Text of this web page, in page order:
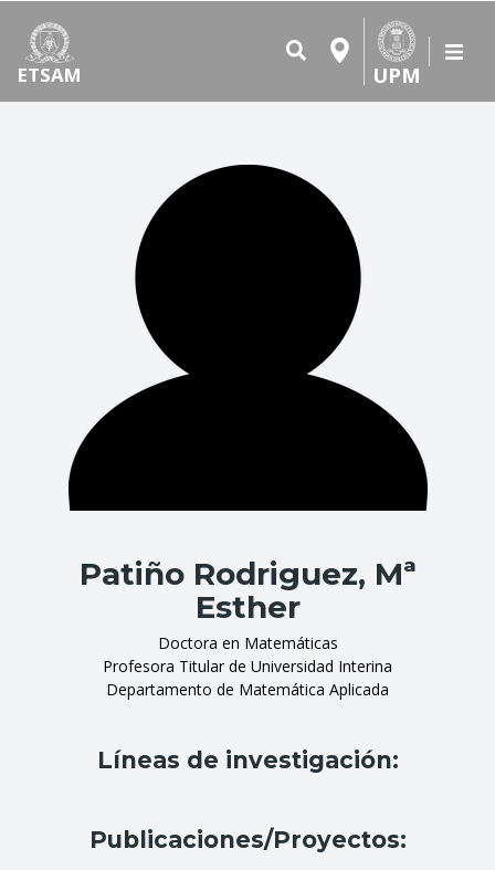
ETSAM UPM
Patiño Rodriguez, Mª
Esther
Doctora en Matemáticas
Profesora Titular de Universidad Interina
Departamento de Matemática Aplicada
Líneas de investigación:
Publicaciones/Proyectos: